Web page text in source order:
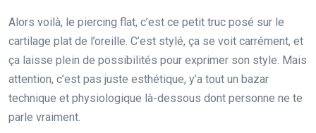
Alors voilà, le piercing flat, c’est ce petit truc posé sur le
cartilage plat de l’oreille. C’est stylé, ça se voit carrément, et
ça laisse plein de possibilités pour exprimer son style. Mais
attention, c’est pas juste esthétique, y’a tout un bazar
technique et physiologique là-dessous dont personne ne te
parle vraiment.